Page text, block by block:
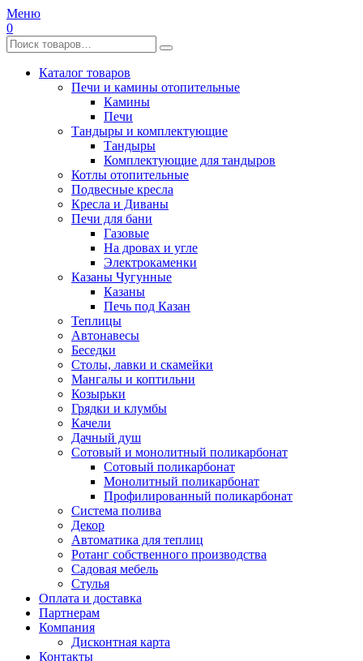
Меню
0
Каталог товаров
Печи и камины отопительные
Камины
Печи
Тандыры и комплектующие
Тандыры
Комплектующие для тандыров
Котлы отопительные
Подвесные кресла
Кресла и Диваны
Печи для бани
Газовые
На дровах и угле
Электрокаменки
Казаны Чугунные
Казаны
Печь под Казан
Теплицы
Автонавесы
Беседки
Столы, лавки и скамейки
Мангалы и коптильни
Козырьки
Грядки и клумбы
Качели
Дачный душ
Сотовый и монолитный поликарбонат
Сотовый поликарбонат
Монолитный поликарбонат
Профилированный поликарбонат
Система полива
Декор
Автоматика для теплиц
Ротанг собственного производства
Садовая мебель
Стулья
Оплата и доставка
Партнерам
Компания
Дисконтная карта
Контакты